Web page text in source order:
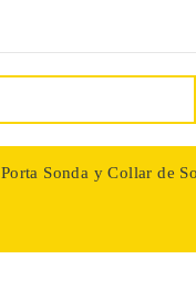
Porta Sonda y Collar de